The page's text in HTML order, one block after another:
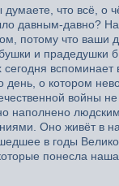
думаете, что всё, о
давным-давно?
потому что ваши
и прадедушки
вспоминает
о котором
войны не
наполнено
Оно живёт в
в годы
понесла наша